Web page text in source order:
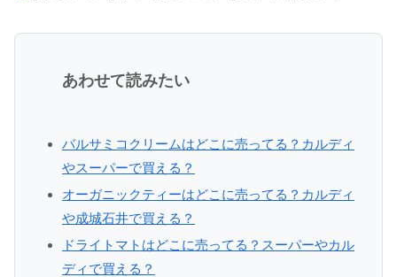
あわせて読みたい
バルサミコクリームはどこに売ってる？カルディ
やスーパーで買える？
オーガニックティーはどこに売ってる？カルディ
や成城石井で買える？
ドライトマトはどこに売ってる？スーパーやカル
ディで買える？